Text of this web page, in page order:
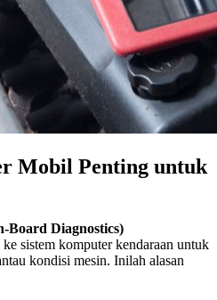
Mobil Penting untuk
Board Diagnostics)
sistem komputer kendaraan untuk
kondisi mesin. Inilah alasan